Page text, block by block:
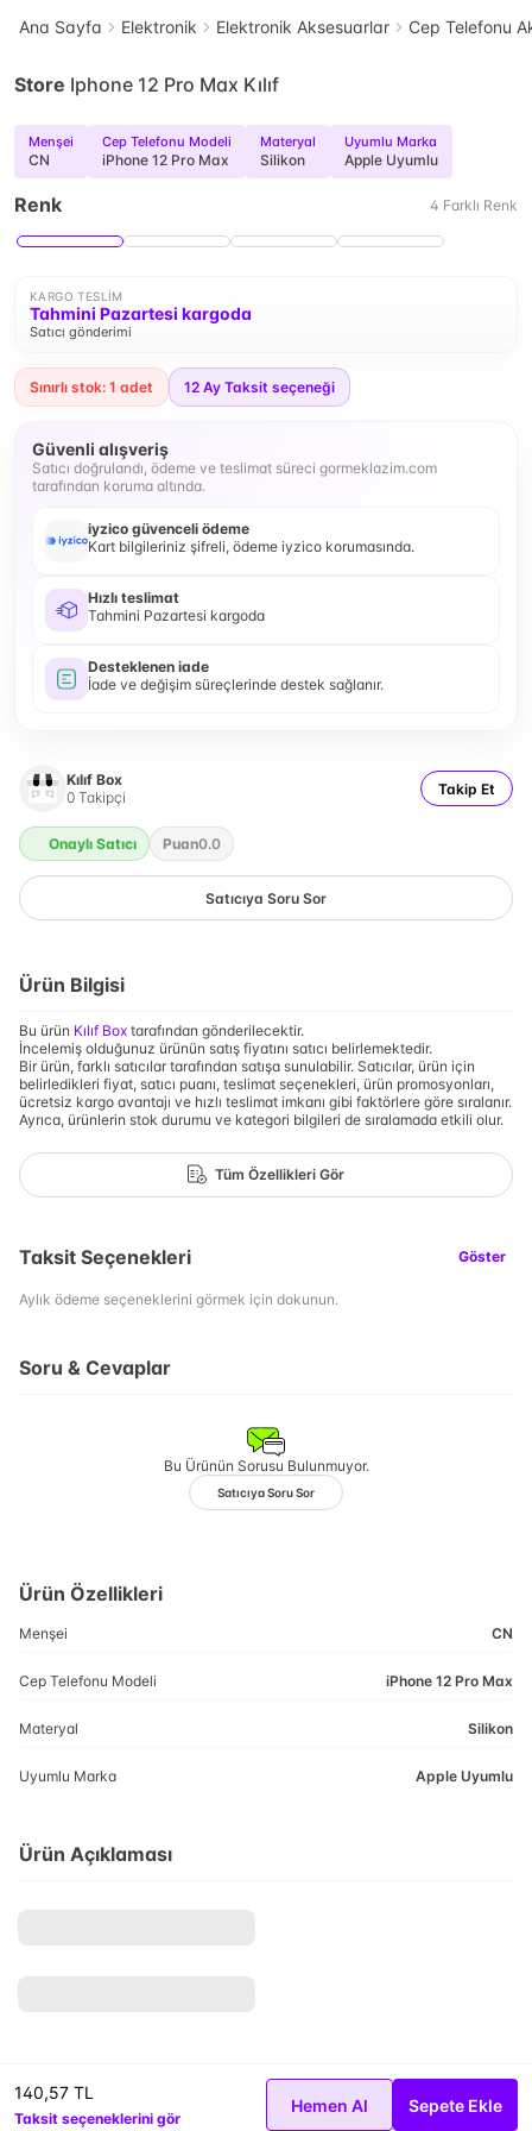
Ana Sayfa Elektronik Elektronik Aksesuarlar Cep Telefonu
Store Iphone 12 Pro Max Kılıf
Menşei
CN
Cep Telefonu Modeli
iPhone 12 Pro Max
Materyal
Silikon
Uyumlu Marka
Apple Uyumlu
Renk 4 Farklı Renk
KARGO TESLIM
Tahmini Pazartesi kargoda
Satıcı gönderimi
Sınırlı stok: 1 adet 12 Ay Taksit seçeneği
Güvenli alışveriş
Satıcı doğrulandı, ödeme ve teslimat süreci gormeklazim.com
tarafından koruma altında.
iyzico güvenceli ödeme
Kart bilgileriniz şifreli, ödeme iyzico korumasında.
Hızlı teslimat
Tahmini Pazartesi kargoda
Desteklenen iade
İade ve değişim süreçlerinde destek sağlanır.
Kılıf Box
0 Takipçi Takip Et
Onaylı Satıcı Puan0.0
Satıcıya Soru Sor
Ürün Bilgisi
Bu ürün Kılıf Box tarafından gönderilecektir.
İncelemiş olduğunuz ürünün satış fiyatını satıcı belirlemektedir.
Bir ürün, farklı satıcılar tarafından satışa sunulabilir. Satıcılar, ürün için
belirledikleri fiyat, satıcı puanı, teslimat seçenekleri, ürün promosyonları,
ücretsiz kargo avantajı ve hızlı teslimat imkanı gibi faktörlere göre sıralanır.
Ayrıca, ürünlerin stok durumu ve kategori bilgileri de sıralamada etkili olur.
Tüm Özellikleri Gör
Taksit Seçenekleri Göster
Aylık ödeme seçeneklerini görmek için dokunun.
Soru & Cevaplar
Bu Ürünün Sorusu Bulunmuyor.
Satıcıya Soru Sor
140,57 TL
Taksit seçeneklerini gör
Hemen Al Sepete Ekle
Ürün Özellikleri
Menşei CN
Cep Telefonu Modeli iPhone 12 Pro Max
Materyal Silikon
Uyumlu Marka Apple Uyumlu
Ürün Açıklaması